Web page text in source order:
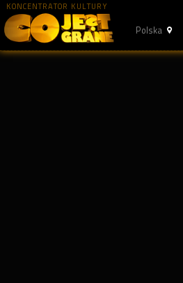
KONCENTRATOR KULTURY
Polska